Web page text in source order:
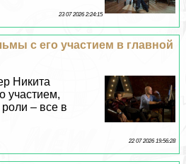
23 07 2026 2:24:15
с его участием в главной
Никита
участием,
– все в
22 07 2026 19:56:28